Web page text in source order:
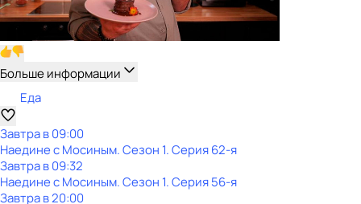
Больше информации
Еда
Завтра в 09:00
Наедине с Мосиным. Сезон 1. Серия 62-я
Завтра в 09:32
Наедине с Мосиным. Сезон 1. Серия 56-я
Завтра в 20:00